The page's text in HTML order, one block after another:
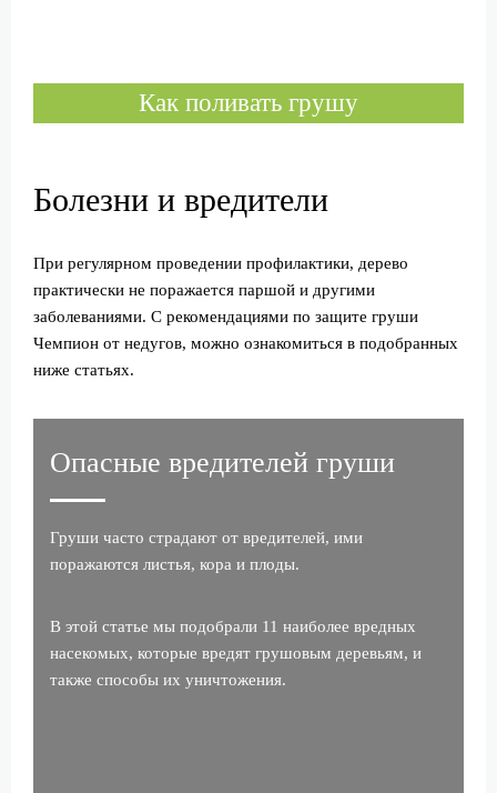
Как поливать грушу
Болезни и вредители
При регулярном проведении профилактики, дерево
практически не поражается паршой и другими
заболеваниями. С рекомендациями по защите груши
Чемпион от недугов, можно ознакомиться в подобранных
ниже статьях.
Опасные вредителей груши
Груши часто страдают от вредителей, ими
поражаются листья, кора и плоды.
В этой статье мы подобрали 11 наиболее вредных
насекомых, которые вредят грушовым деревьям, и
также способы их уничтожения.